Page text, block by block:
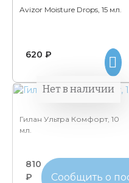
Avizor Moisture Drops, 15 мл.
620 ₽
Нет в наличии
Гилан Ультра Комфорт, 10
мл.
810
₽
Сообщить о